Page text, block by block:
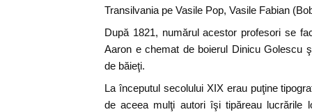
Transilvania pe Vasile Pop, Vasile Fabian
După 1821, numărul acestor profesori se
Aaron e chemat de boierul Dinicu Golescu
de băieţi.
La începutul secolului XIX erau puţine
de aceea mulţi autori îşi tipăreau lucrările